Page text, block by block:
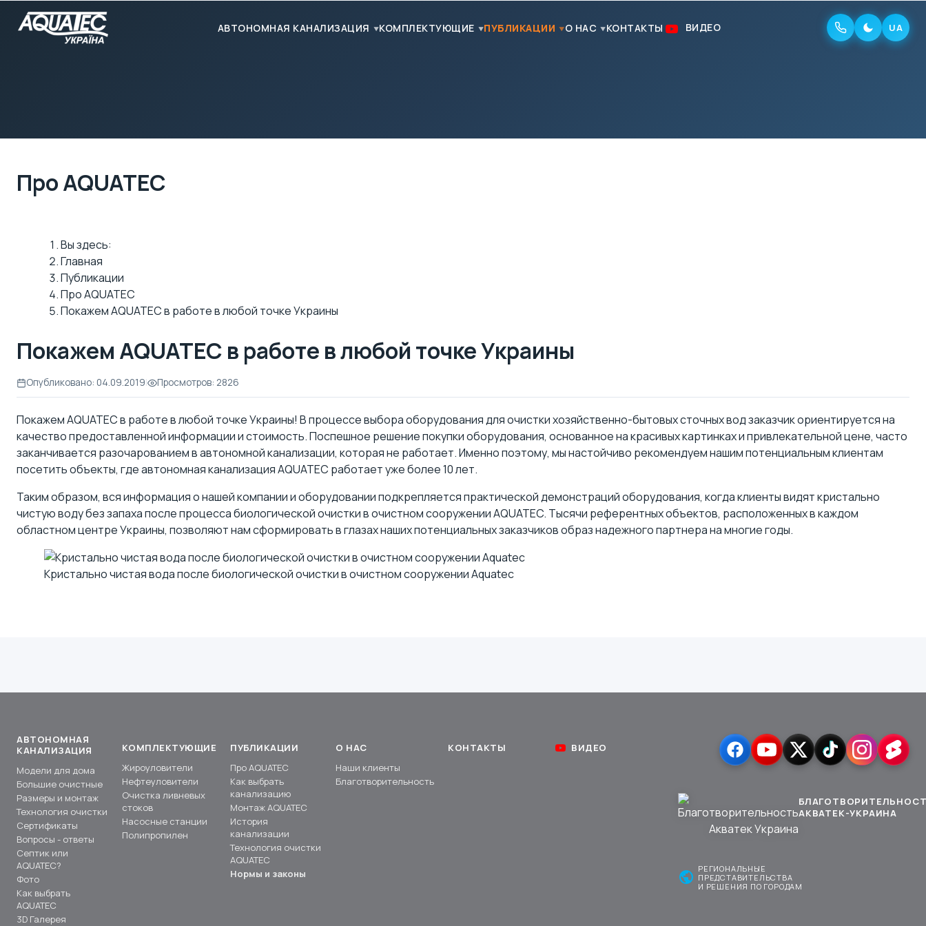
АВТОНОМНАЯ КАНАЛИЗАЦИЯ КОМПЛЕКТУЮЩИЕ ПУБЛИКАЦИИ О НАС КОНТАКТЫ ВИДЕО UA
Про AQUATEC
Вы здесь:
Главная
Публикации
Про AQUATEC
Покажем AQUATEC в работе в любой точке Украины
Покажем AQUATEC в работе в любой точке Украины
Опубликовано: 04.09.2019| Просмотров: 2826
Покажем AQUATEC в работе в любой точке Украины! В процессе выбора оборудования для очистки хозяйственно-бытовых сточных вод заказчик ориентируется на
качество предоставленной информации и стоимость. Поспешное решение покупки оборудования, основанное на красивых картинках и привлекательной цене, часто
заканчивается разочарованием в автономной канализации, которая не работает. Именно поэтому, мы настойчиво рекомендуем нашим потенциальным клиентам
посетить объекты, где автономная канализация AQUATEC работает уже более 10 лет.
Таким образом, вся информация о нашей компании и оборудовании подкрепляется практической демонстраций оборудования, когда клиенты видят кристально
чистую воду без запаха после процесса биологической очистки в очистном сооружении AQUATEC. Тысячи референтных объектов, расположенных в каждом
областном центре Украины, позволяют нам сформировать в глазах наших потенциальных заказчиков образ надежного партнера на многие годы.
Кристально чистая вода после биологической очистки в очистном сооружении Aquatec
АВТОНОМНАЯ
КАНАЛИЗАЦИЯ
Модели для дома
Большие очистные
Размеры и монтаж
Технология очистки
Сертификаты
Вопросы - ответы
Септик или
AQUATEC?
Фото
Как выбрать
AQUATEC
3D Галерея
КОМПЛЕКТУЮЩИЕ
Жироуловители
Нефтеуловители
Очистка ливневых
стоков
Насосные станции
Полипропилен
ПУБЛИКАЦИИ
Про AQUATEC
Как выбрать
канализацию
Монтаж AQUATEC
История
канализации
Технология очистки
AQUATEC
Нормы и законы
О НАС
Наши клиенты
Благотворительность
КОНТАКТЫ ВИДЕО
АКВАТЕК-УКРАИНА
public РЕГИОНАЛЬНЫЕ
ПРЕДСТАВИТЕЛЬСТВА
И РЕШЕНИЯ ПО ГОРОДАМ